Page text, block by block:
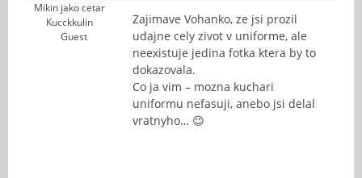
Mikin jako cetar
Kucckkulin
Guest
Zajimave Vohanko, ze jsi prozil
udajne cely zivot v uniforme, ale
neexistuje jedina fotka ktera by to
dokazovala.
Co ja vim – mozna kuchari
uniformu nefasuji, anebo jsi delal
vratnyho… 😉